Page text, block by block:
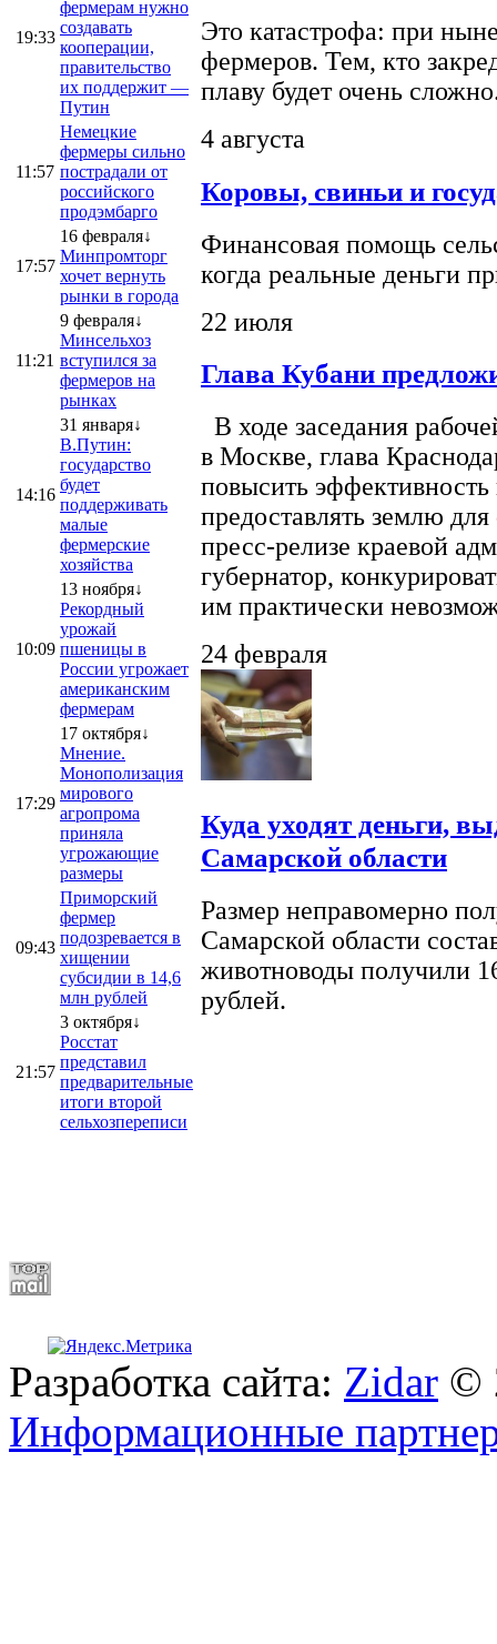
19:33
фермерам нужно
создавать
кооперации,
правительство
их поддержит —
Путин
11:57
Немецкие
фермеры сильно
пострадали от
российского
продэмбарго
17:57
16 февраля↓
Минпромторг
хочет вернуть
рынки в города
11:21
9 февраля↓
Минсельхоз
вступился за
фермеров на
рынках
14:16
31 января↓
В.Путин:
государство
будет
поддерживать
малые
фермерские
хозяйства
10:09
13 ноября↓
Рекордный
урожай
пшеницы в
России угрожает
американским
фермерам
17:29
17 октября↓
Мнение.
Монополизация
мирового
агропрома
приняла
угрожающие
размеры
09:43
Приморский
фермер
подозревается в
хищении
субсидии в 14,6
млн рублей
21:57
3 октября↓
Росстат
представил
предварительные
итоги второй
сельхозпереписи
Это катастрофа: при
фермеров. Тем, кто
плаву будет очень
4 августа
Коровы, свиньи и
Финансовая помощь
когда реальные деньги
22 июля
Глава Кубани
В ходе заседания
в Москве, глава
повысить эффективность
предоставлять землю
пресс-релизе краевой
губернатор,
им практически
24 февраля
Куда уходят деньги,
Самарской области
Размер неправомерно
Самарской области
животноводы получили
рублей.
Разработка сайта: Zidar ©
Информационные